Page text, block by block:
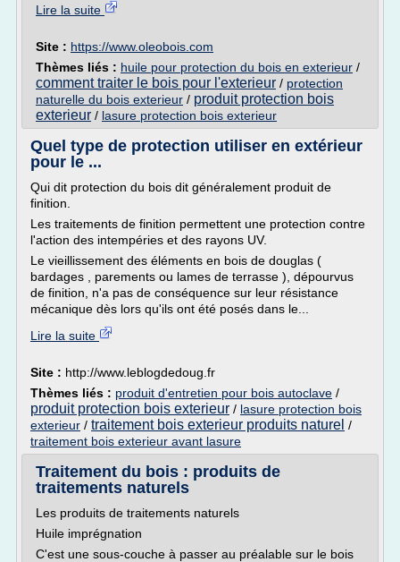
Lire la suite
Site : https://www.oleobois.com
Thèmes liés : huile pour protection du bois en exterieur /
comment traiter le bois pour l'exterieur / protection
naturelle du bois exterieur / produit protection bois
exterieur / lasure protection bois exterieur
Quel type de protection utiliser en extérieur
pour le ...
Qui dit protection du bois dit généralement produit de
finition.
Les traitements de finition permettent une protection contre
l'action des intempéries et des rayons UV.
Le vieillissement des éléments en bois de douglas (
bardages , parements ou lames de terrasse ), dépourvus
de finition, n'a pas de conséquence sur leur résistance
mécanique dès lors qu'ils ont été posés dans le...
Lire la suite
Site : http://www.leblogdedoug.fr
Thèmes liés : produit d'entretien pour bois autoclave /
produit protection bois exterieur / lasure protection bois
exterieur / traitement bois exterieur produits naturel /
traitement bois exterieur avant lasure
Traitement du bois : produits de
traitements naturels
Les produits de traitements naturels
Huile imprégnation
C'est une sous-couche à passer au préalable sur le bois